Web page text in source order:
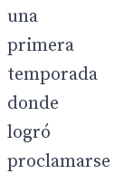
una
primera
temporada
donde
logró
proclamarse